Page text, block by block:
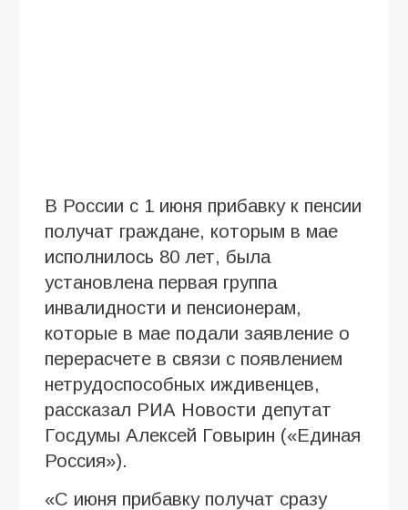
В России с 1 июня прибавку к пенсии
получат граждане, которым в мае
исполнилось 80 лет, была
установлена первая группа
инвалидности и пенсионерам,
которые в мае подали заявление о
перерасчете в связи с появлением
нетрудоспособных иждивенцев,
рассказал РИА Новости депутат
Госдумы Алексей Говырин («Единая
Россия»).
«С июня прибавку получат сразу